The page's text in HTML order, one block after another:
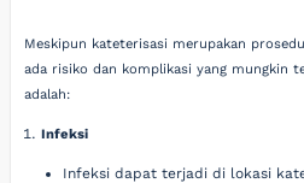
Meskipun kateterisasi merupakan
ada risiko dan komplikasi yang mungkin
adalah:
Infeksi
Infeksi dapat terjadi di lokasi